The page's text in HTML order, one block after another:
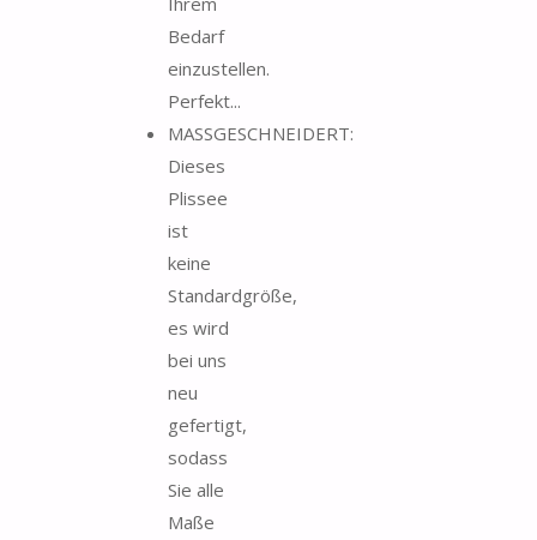
Bedarf
einzustellen.
Perfekt...
MASSGESCHNEIDERT:
Dieses
Plissee
ist
keine
Standardgröße,
es wird
bei uns
neu
gefertigt,
sodass
Sie alle
Maße